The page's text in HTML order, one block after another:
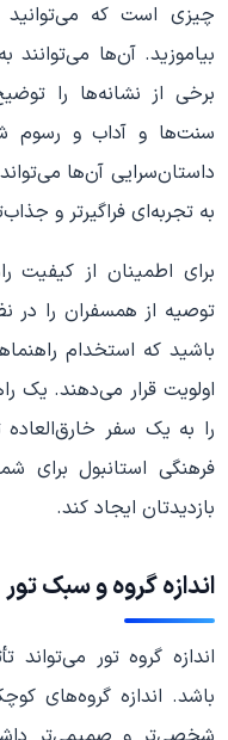
چیزی است که می‌توانید
بیاموزید. آن‌ها می‌توانند
برخی از نشانه‌ها را
سنت‌ها و آداب و رسوم
داستان‌سرایی آن‌ها
به تجربه‌ای فراگیرتر و
برای اطمینان از کیفیت
توصیه از همسفران را در
باشید که استخدام
اولویت قرار می‌دهند. یک
را به یک سفر
فرهنگی استانبول برای
بازدیدتان ایجاد کند.
اندازه گروه و سبک تور
اندازه گروه تور می‌تواند
باشد. اندازه گروه‌های